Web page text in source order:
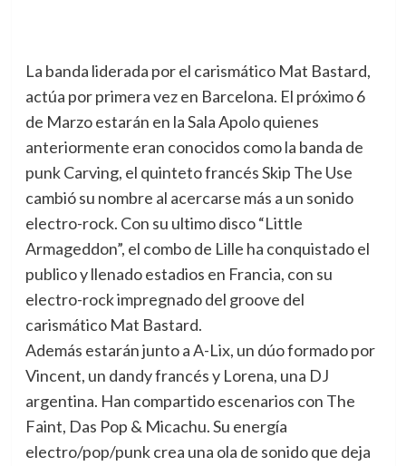
La banda liderada por el carismático Mat Bastard,
actúa por primera vez en Barcelona. El próximo 6
de Marzo estarán en la Sala Apolo quienes
anteriormente eran conocidos como la banda de
punk Carving, el quinteto francés Skip The Use
cambió su nombre al acercarse más a un sonido
electro-rock. Con su ultimo disco “Little
Armageddon”, el combo de Lille ha conquistado el
publico y llenado estadios en Francia, con su
electro-rock impregnado del groove del
carismático Mat Bastard.
Además estarán junto a A-Lix, un dúo formado por
Vincent, un dandy francés y Lorena, una DJ
argentina. Han compartido escenarios con The
Faint, Das Pop & Micachu. Su energía
electro/pop/punk crea una ola de sonido que deja